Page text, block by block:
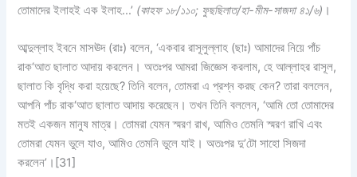
তোমাদের ইলাহই এক ইলাহ…’ (কাহফ ১৮/১১০; ফুছছিলাত/হা-মীম-সাজদা ৪১/৬) ।
আব্দুল্লাহ ইবনে মাসঊদ (রাঃ) বলেন, ‘একবার রাসূলুল্লাহ (ছাঃ) আমাদের নিয়ে পাঁচ
রাক‘আত ছালাত আদায় করলেন। অতঃপর আমরা জিজ্ঞেস করলাম, হে আল্লাহর রাসূল,
ছালাত কি বৃদ্ধি করা হয়েছে? তিনি বলেন, তোমরা এ প্রশ্ন করছ কেন? তারা বললেন,
আপনি পাঁচ রাক‘আত ছালাত আদায় করেছেন। তখন তিনি বললেন, ‘আমি তো তোমাদের
মতই একজন মানুষ মাত্র। তোমরা যেমন স্মরণ রাখ, আমিও তেমনি স্মরণ রাখি এবং
তোমরা যেমন ভুলে যাও, আমিও তেমনি ভুলে যাই। অতঃপর দু’টো সাহো সিজদা
করলেন’। [31]